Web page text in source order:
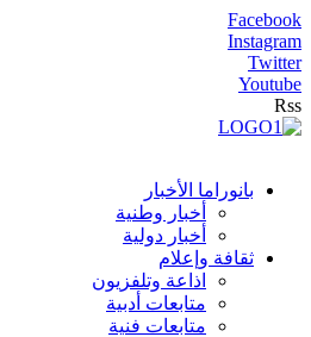
Facebook
Instagram
Twitter
Youtube
Rss
بانوراما الأخبار
أخبار وطنية
أخبار دولية
ثقافة وإعلام
اذاعة وتلفزيون
متابعات أدبية
متابعات فنية